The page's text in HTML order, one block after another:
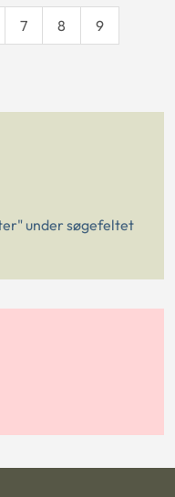
7 8 9
under søgefeltet